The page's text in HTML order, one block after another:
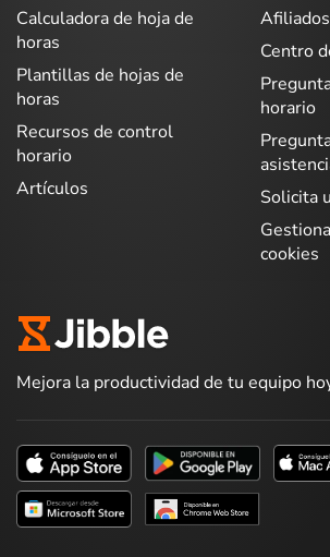
Calculadora de hoja de
horas
Plantillas de hojas de
horas
Recursos de control
horario
Artículos
Afiliados
Centro
horario
Solicita
cookies
Mejora la productividad de tu equipo